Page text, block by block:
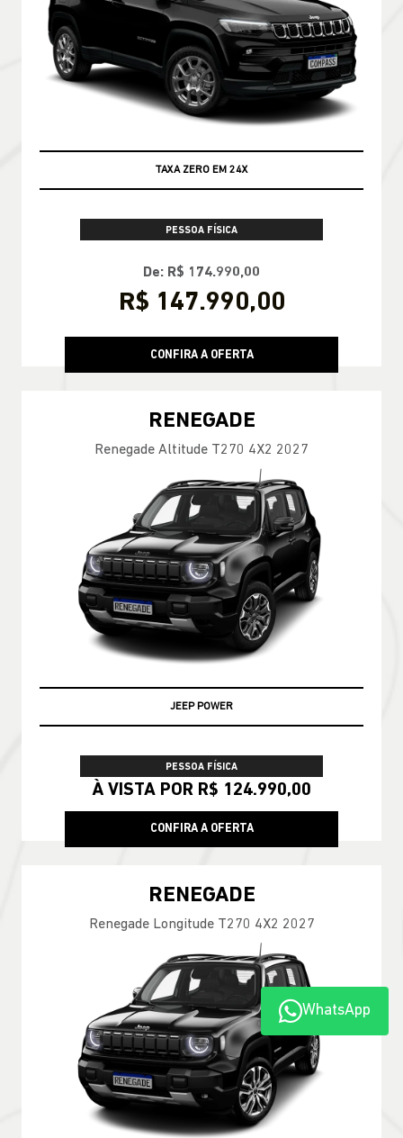
TAXA ZERO EM 24X
PESSOA FÍSICA
De: R$ 174.990,00
R$ 147.990,00
CONFIRA A OFERTA
RENEGADE
Renegade Altitude T270 4X2 2027
JEEP POWER
PESSOA FÍSICA
À VISTA POR R$ 124.990,00
CONFIRA A OFERTA
RENEGADE
Renegade Longitude T270 4X2 2027
WhatsApp